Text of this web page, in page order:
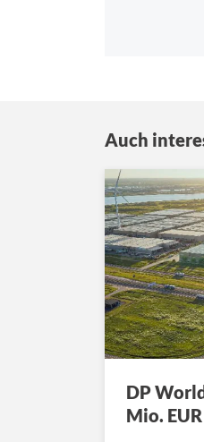
Auch
DP
Mio.